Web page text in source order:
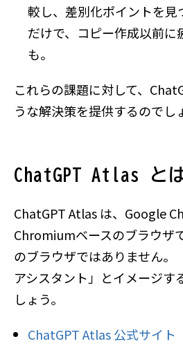
較し、差別化ポイントを
だけで、コピー作成以前に
も。
これらの課題に対して、
うな解決策を提供するのでし
ChatGPT Atlas と
ChatGPT Atlas は、Google
Chromiumベースのブラウザ
のブラウザではありません。
アシスタント」とイメージす
しょう。
ChatGPT Atlas 公式サイト